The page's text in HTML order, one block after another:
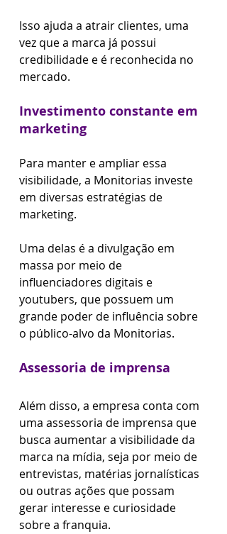
Isso ajuda a atrair clientes, uma
vez que a marca já possui
credibilidade e é reconhecida no
mercado.
Investimento constante em
marketing
Para manter e ampliar essa
visibilidade, a Monitorias investe
em diversas estratégias de
marketing.
Uma delas é a divulgação em
massa por meio de
influenciadores digitais e
youtubers, que possuem um
grande poder de influência sobre
o público-alvo da Monitorias.
Assessoria de imprensa
Além disso, a empresa conta com
uma assessoria de imprensa que
busca aumentar a visibilidade da
marca na mídia, seja por meio de
entrevistas, matérias jornalísticas
ou outras ações que possam
gerar interesse e curiosidade
sobre a franquia.